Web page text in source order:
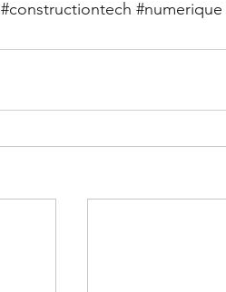
#constructiontech #numerique